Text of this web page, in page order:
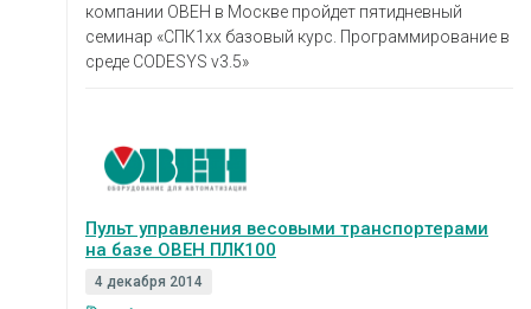
компании ОВЕН в Москве пройдет пятидневный
семинар «СПК1хх базовый курс. Программирование в
среде CODESYS v3.5»
Пульт управления весовыми транспортерами
на базе ОВЕН ПЛК100
4 декабря 2014